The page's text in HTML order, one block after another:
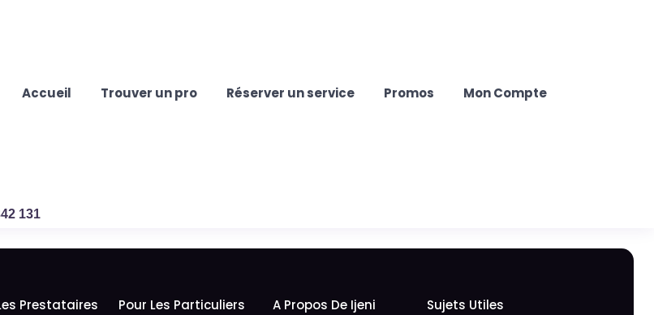
Accueil Trouver un pro Réserver un service Promos Mon Compte
131
Prestataires
Pour Les Particuliers
A Propos De Ijeni
Sujets Utiles